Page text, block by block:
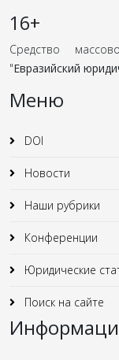
16+
Средство
"Евразийский
Меню
DOI
Новости
Наши рубрики
Конференции
Юридические
Поиск на сайте